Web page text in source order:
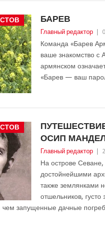
БАРЕВ
Главный редактор
Команда «Барев
ваше знакомство с
армянском
«Барев — ваш
ОСИП
Главный редактор
На острове Севане,
достойнейшими
также землянками
отшельников,
запущенные дачные